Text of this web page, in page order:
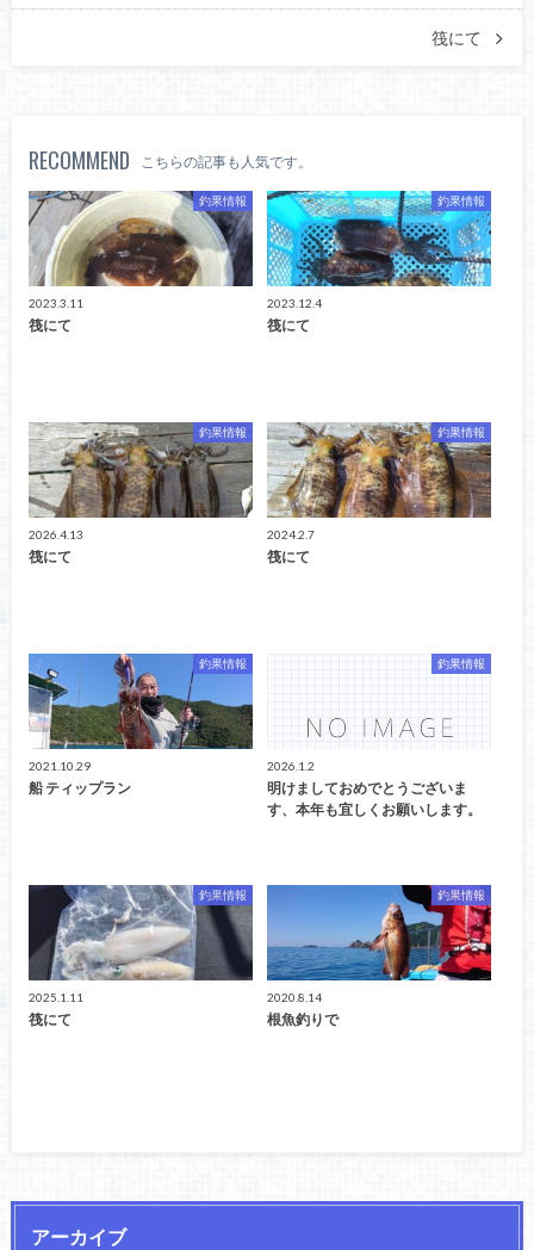
筏にて
RECOMMEND こちらの記事も人気です。
釣果情報
2023.3.11
筏にて
釣果情報
2023.12.4
筏にて
釣果情報
2026.4.13
筏にて
釣果情報
2024.2.7
筏にて
釣果情報
2021.10.29
船 ティップラン
釣果情報
2026.1.2
明けましておめでとうございま
す、本年も宜しくお願いします。
釣果情報
2025.1.11
筏にて
釣果情報
2020.8.14
根魚釣りで
アーカイブ